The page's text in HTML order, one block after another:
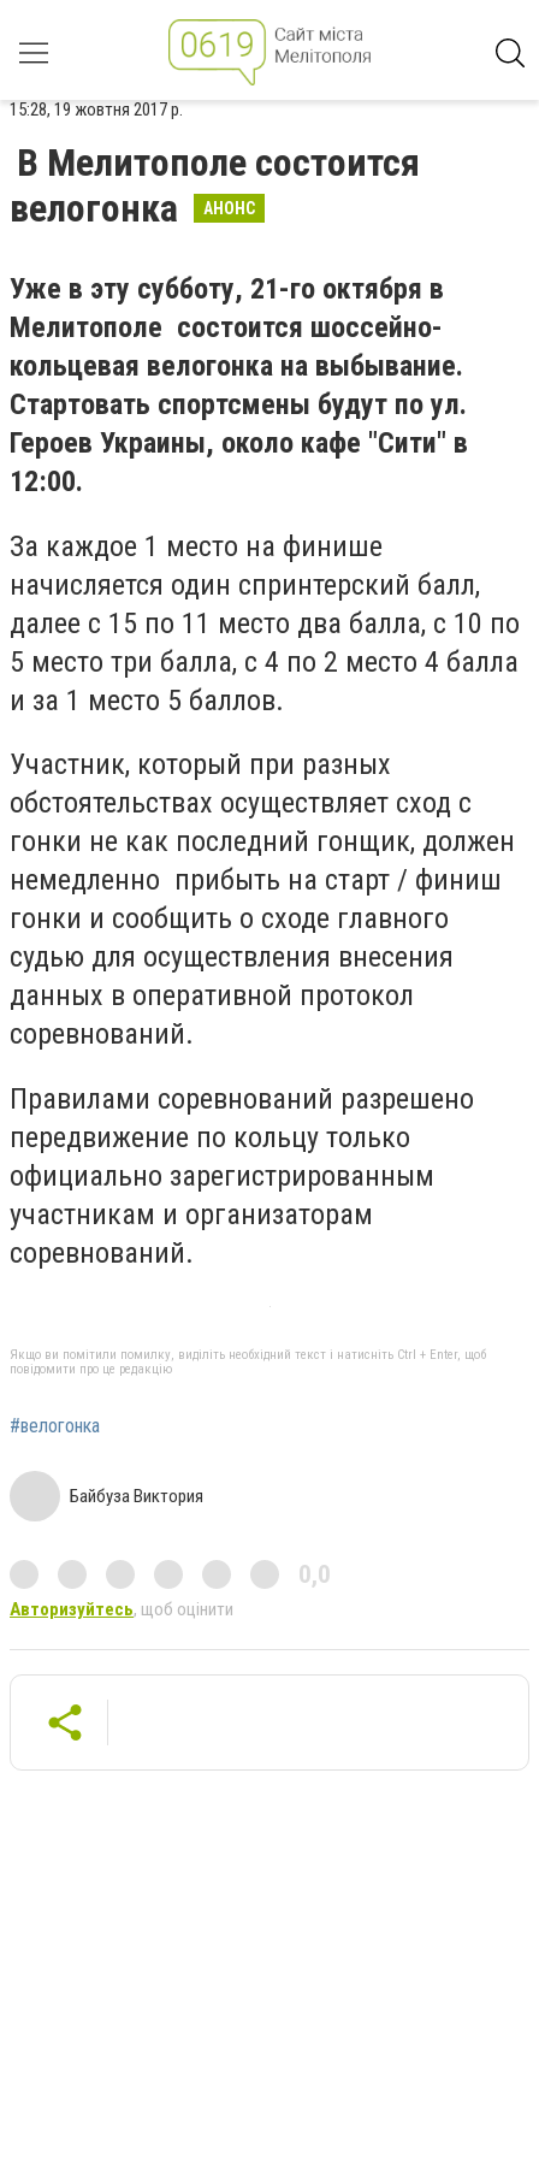
15:28, 19 жовтня 2017 р.
В Мелитополе состоится
велогонка
АНОНС
Уже в эту субботу, 21-го октября в
Мелитополе состоится шоссейно-
кольцевая велогонка на выбывание.
Стартовать спортсмены будут по ул.
Героев Украины, около кафе "Сити" в
12:00.
За каждое 1 место на финише
начисляется один спринтерский балл,
далее с 15 по 11 место два балла, с 10 по
5 место три балла, с 4 по 2 место 4 балла
и за 1 место 5 баллов.
Участник, который при разных
обстоятельствах осуществляет сход с
гонки не как последний гонщик, должен
немедленно прибыть на старт / финиш
гонки и сообщить о сходе главного
судью для осуществления внесения
данных в оперативной протокол
соревнований.
Правилами соревнований разрешено
передвижение по кольцу только
официально зарегистрированным
участникам и организаторам
соревнований.
Якщо ви помітили помилку, виділіть необхідний текст і натисніть Ctrl + Enter, щоб
повідомити про це редакцію
#велогонка
Байбуза Виктория
0,0
Авторизуйтесь, щоб оцінити